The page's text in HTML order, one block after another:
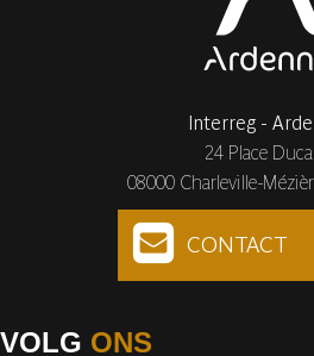
Interreg -
24 Place
08000 Charleville-
CONTACT
VOLG ONS